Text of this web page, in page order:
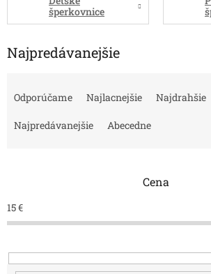
šperkovnice
Najpredávanejšie
r
o
u
k
Odporúčame Najlacnejšie Najdrahšie
Najpredávanejšie Abecedne
Cena
15€